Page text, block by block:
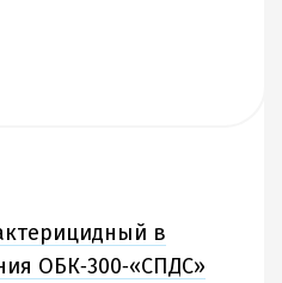
в
ОБК‑300‑«СПДС»